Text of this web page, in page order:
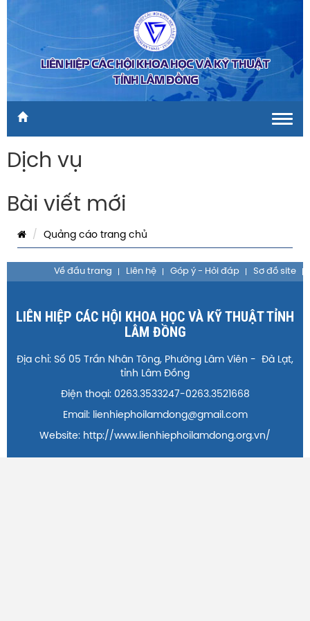
LIÊN HIỆP CÁC HỘI KHOA HỌC VÀ KỸ THUẬT
TỈNH LÂM ĐỒNG
Dịch vụ
Bài viết mới
Quảng cáo trang chủ
Về đầu trang Liên hệ Góp ý - Hỏi đáp Sơ đồ site
LIÊN HIỆP CÁC HỘI KHOA HỌC VÀ KỸ THUẬT TỈNH
LÂM ĐỒNG
Địa chỉ: Số 05 Trần Nhân Tông, Phường Lâm Viên - Đà Lạt,
tỉnh Lâm Đồng
Điện thoại: 0263.3533247-0263.3521668
Email: lienhiephoilamdong@gmail.com
Website: http://www.lienhiephoilamdong.org.vn/